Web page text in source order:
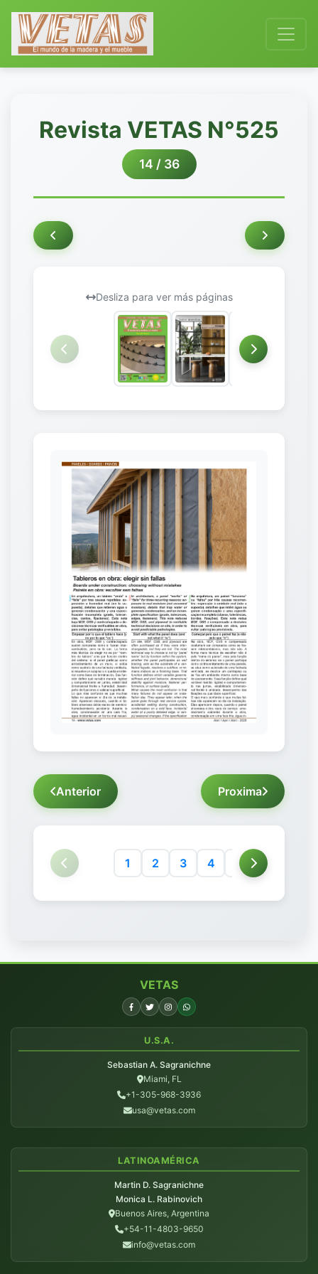
Revista VETAS N°525
14 / 36
Desliza para ver más páginas
Anterior Proxima
1 2 3 4 5 6
VETAS
U.S.A.
Sebastian A. Sagranichne
Miami, FL
+1-305-968-3936
usa@vetas.com
LATINOAMÉRICA
Martin D. Sagranichne
Monica L. Rabinovich
Buenos Aires, Argentina
+54-11-4803-9650
info@vetas.com